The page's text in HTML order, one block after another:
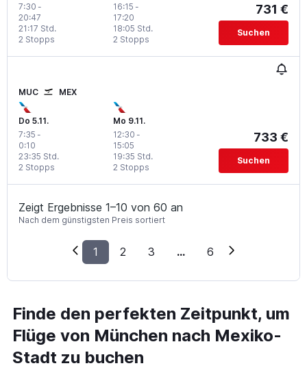
7:30 -
20:47
2 Stopps
21:17 Std.
16:15 -
17:20
2 Stopps
18:05 Std.
731 €
Suchen
MUC MEX
Do 5.11.
7:35 -
0:10
2 Stopps
23:35 Std.
Mo 9.11.
12:30 -
15:05
2 Stopps
19:35 Std.
733 €
Suchen
Zeigt Ergebnisse 1–10 von 60 an
Nach dem günstigsten Preis sortiert
1 2 3 ... 6
Finde den perfekten Zeitpunkt, um
Flüge von München nach Mexiko-
Stadt zu buchen